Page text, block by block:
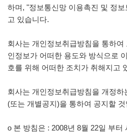
하며, "정보통신망 이용촉진 및 정
고 있습니다.
회사는 개인정보취급방침을 통하여
인정보가 어떠한 용도와 방식으로
호를 위해 어떠한 조치가 취해지고
회사는 개인정보취급방침을 개정
(또는 개별공지)을 통하여 공지할 것
ο 본 방침은 : 2008년 8월 22일 부터